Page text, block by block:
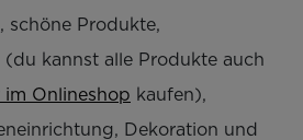
schöne Produkte,
kannst alle Produkte auch
im Onlineshop kaufen),
Dekoration und